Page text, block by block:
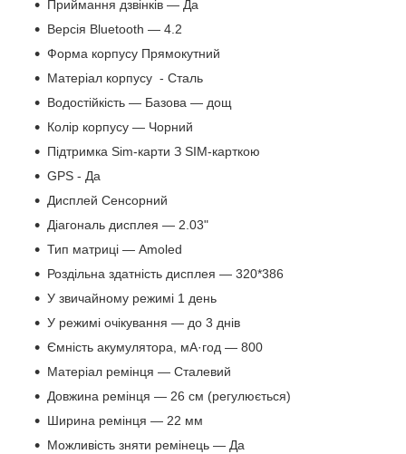
Приймання дзвінків — Да
Версія Bluetooth — 4.2
Форма корпусу Прямокутний
Матеріал корпусу - Сталь
Водостійкість — Базова — дощ
Колір корпусу — Чорний
Підтримка Sim-карти З SIM-карткою
GPS - Да
Дисплей Сенсорний
Діагональ дисплея — 2.03"
Тип матриці — Amoled
Роздільна здатність дисплея — 320*386
У звичайному режимі 1 день
У режимі очікування — до 3 днів
Ємність акумулятора, мА·год — 800
Матеріал ремінця — Сталевий
Довжина ремінця — 26 см (регулюється)
Ширина ремінця — 22 мм
Можливість зняти ремінець — Да